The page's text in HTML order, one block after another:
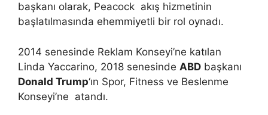
başkanı olarak, Peacock akış hizmetinin
başlatılmasında ehemmiyetli bir rol oynadı.
2014 senesinde Reklam Konseyi’ne katılan
Linda Yaccarino, 2018 senesinde ABD başkanı
Donald Trump‘ın Spor, Fitness ve Beslenme
Konseyi’ne atandı.